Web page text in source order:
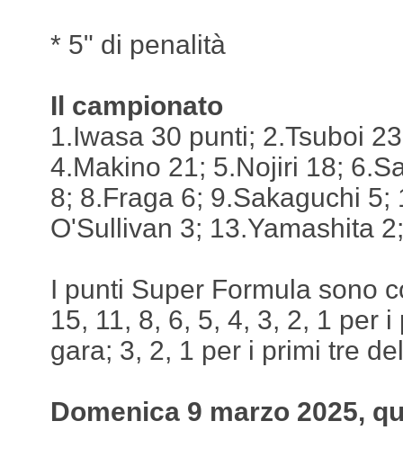
* 5" di penalità
Il campionato
1.Iwasa 30 punti; 2.Tsuboi
4.Makino 21; 5.Nojiri 18;
8; 8.Fraga 6; 9.Sakaguchi 5;
O'Sullivan 3; 13.Yamashita
I punti Super Formula sono
15, 11, 8, 6, 5, 4, 3, 2, 1 per
gara; 3, 2, 1 per i primi tre
Domenica 9 marzo 2025,